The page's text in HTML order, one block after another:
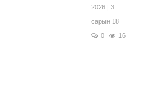
2026 | 3
сарын 18
0
16